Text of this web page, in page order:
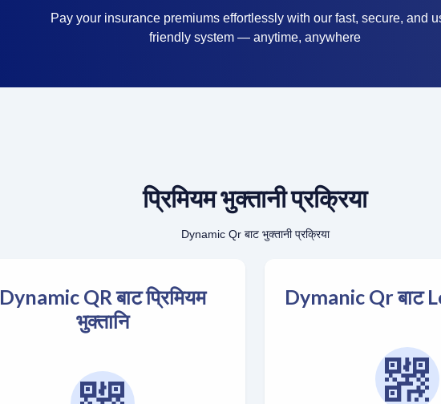
Pay your insurance premiums effortlessly with our fast, secure, and
friendly system — anytime, anywhere
प्रिमियम भुक्तानी प्रक्रिया
Dynamic Qr बाट भुक्तानी प्रक्रिया
Dynamic QR बाट प्रिमियम
भुक्तानि
Dymanic Qr बाट